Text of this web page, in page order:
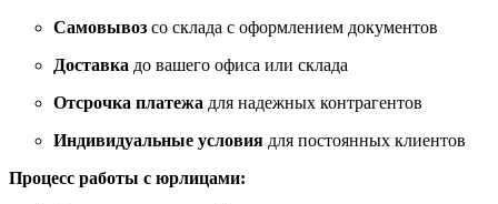
Самовывоз со склада с оформлением документов
Доставка до вашего офиса или склада
Отсрочка платежа для надежных контрагентов
Индивидуальные условия для постоянных клиентов
Процесс работы с юрлицами: